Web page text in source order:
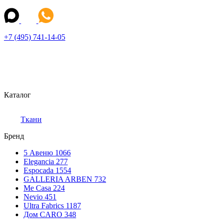
+7 (495) 741-14-05
Каталог
Ткани
Бренд
5 Авеню 1066
Elegancia 277
Espocada 1554
GALLERIA ARBEN 732
Me Casa 224
Nevio 451
Ultra Fabrics 1187
Дом CARO 348